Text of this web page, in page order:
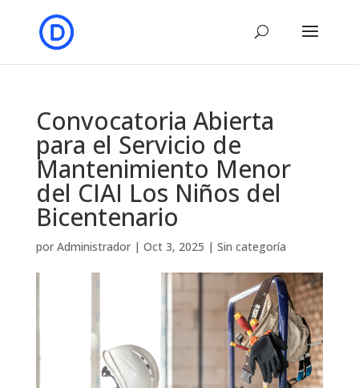
Convocatoria Abierta
para el Servicio de
Mantenimiento Menor
del CIAI Los Niños del
Bicentenario
por Administrador| Oct 3, 2025 | Sin categoría